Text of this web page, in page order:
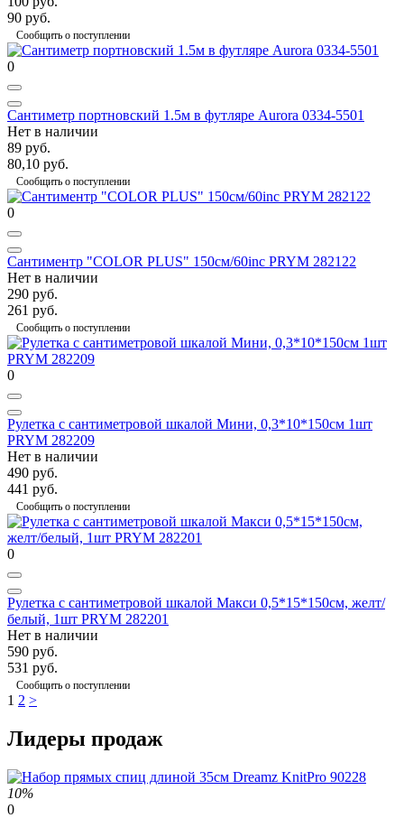
90 руб.
Сообщить о поступлении
0
Сантиметр портновский 1.5м в футляре Aurora 0334-5501
Нет в наличии
89 руб.
80,10 руб.
Сообщить о поступлении
0
Сантиментр "COLOR PLUS" 150см/60inc PRYM 282122
Нет в наличии
290 руб.
261 руб.
Сообщить о поступлении
0
Рулетка с сантиметровой шкалой Мини, 0,3*10*150см 1шт
PRYM 282209
Нет в наличии
490 руб.
441 руб.
Сообщить о поступлении
0
Рулетка с сантиметровой шкалой Макси 0,5*15*150см, желт/
белый, 1шт PRYM 282201
Нет в наличии
590 руб.
531 руб.
Сообщить о поступлении
1 2 >
Лидеры продаж
10%
0